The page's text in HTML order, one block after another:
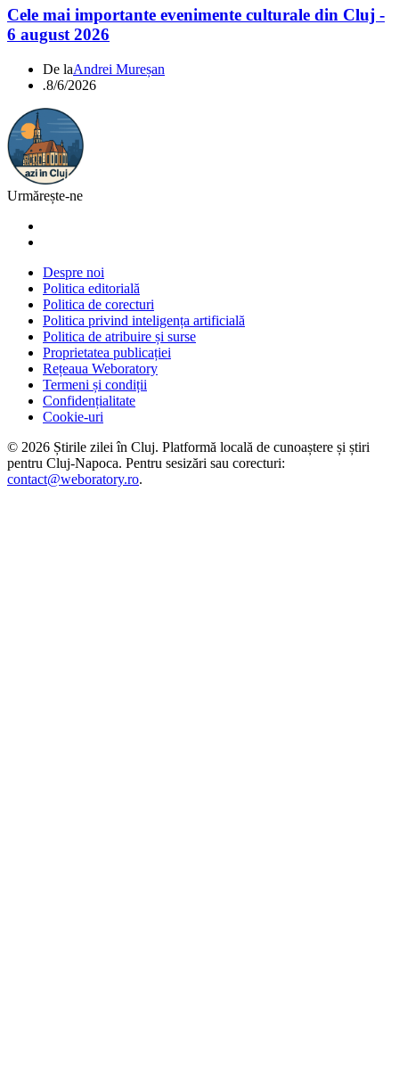
Cele mai importante evenimente culturale din Cluj -
6 august 2026
De laAndrei Mureșan
.8/6/2026
Urmărește-ne
Despre noi
Politica editorială
Politica de corecturi
Politica privind inteligența artificială
Politica de atribuire și surse
Proprietatea publicației
Rețeaua Weboratory
Termeni și condiții
Confidențialitate
Cookie-uri
© 2026 Știrile zilei în Cluj. Platformă locală de cunoaștere și știri
pentru Cluj-Napoca. Pentru sesizări sau corecturi:
contact@weboratory.ro.